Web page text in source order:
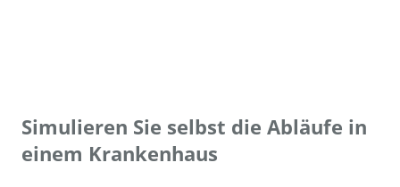
Simulieren Sie selbst die Abläufe in
einem Krankenhaus